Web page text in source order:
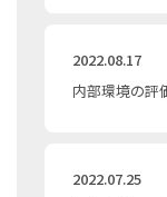
2022.08.17
内部環境の評
2022.07.25